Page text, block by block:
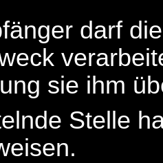
darf
sie ihm
Stelle